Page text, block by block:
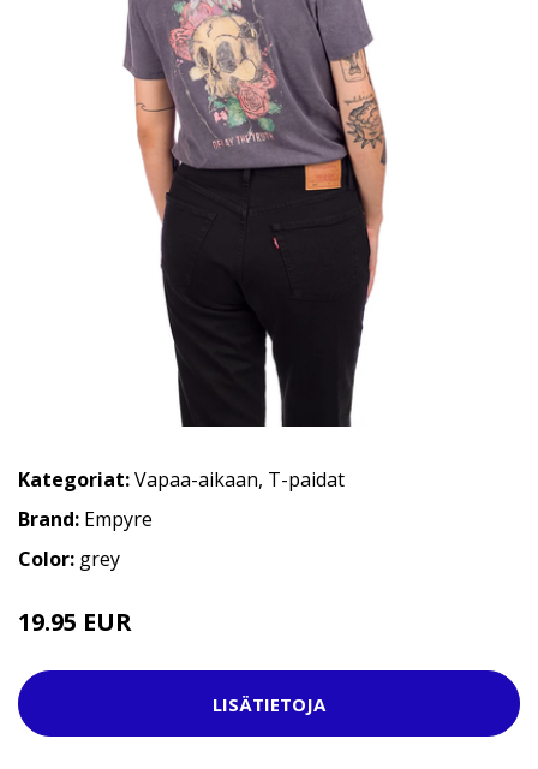
Kategoriat:Vapaa-aikaan, T-paidat
Brand: Empyre
Color: grey
19.95 EUR
LISÄTIETOJA